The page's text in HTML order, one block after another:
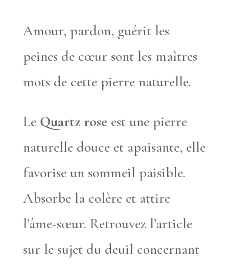
Amour, pardon, guérit les
peines de cœur sont les maîtres
mots de cette pierre naturelle.
Le Quartz rose est une pierre
naturelle douce et apaisante, elle
favorise un sommeil paisible.
Absorbe la colère et attire
l’âme-sœur. Retrouvez l’article
sur le sujet du deuil concernant